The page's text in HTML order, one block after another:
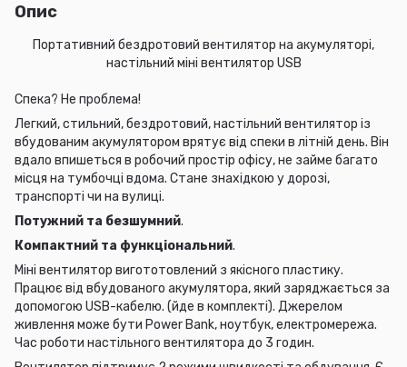
Опис
Портативний бездротовий вентилятор на акумуляторі,
настільний міні вентилятор USB
Спека? Не проблема!
Легкий, стильний, бездротовий, настільний вентилятор із
вбудованим акумулятором врятує від спеки в літній день. Він
вдало впишеться в робочий простір офісу, не займе багато
місця на тумбочці вдома. Стане знахідкою у дорозі,
транспорті чи на вулиці.
Потужний та безшумний.
Компактний та функціональний.
Міні вентилятор вигототовлений з якісного пластику.
Працює від вбудованого акумулятора, який заряджається за
допомогою USB-кабелю. (йде в комплекті). Джерелом
живлення може бути Power Bank, ноутбук, електромережа.
Час роботи настільного вентилятора до 3 годин.